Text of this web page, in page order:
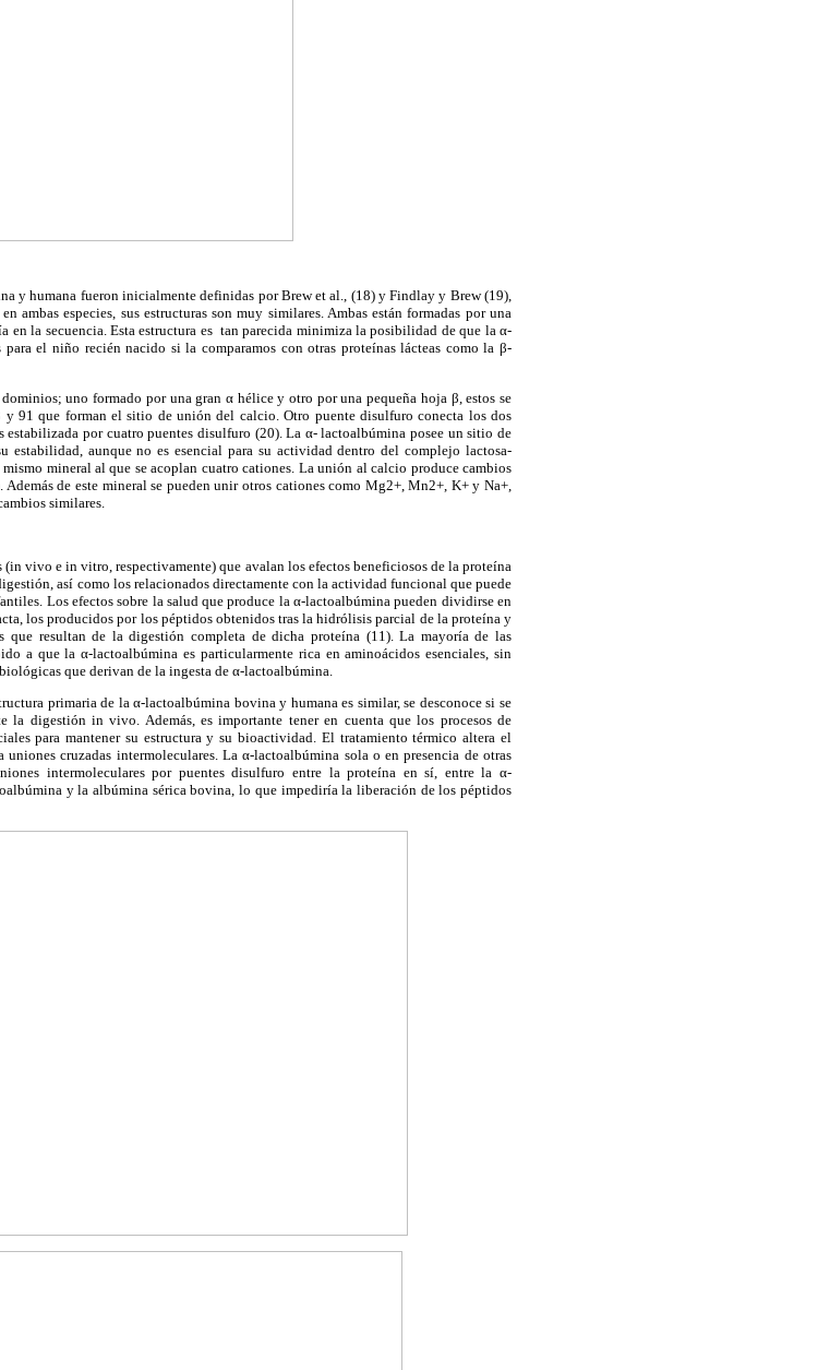
y humana fueron inicialmente definidas por Brew et al., (18) y Findlay y Brew (19),
ambas especies, sus estructuras son muy similares. Ambas están formadas por una
en la secuencia. Esta estructura es tan parecida minimiza la posibilidad de que la α-
el niño recién nacido si la comparamos con otras proteínas lácteas como la β-
uno formado por una gran α hélice y otro por una pequeña hoja β, estos se
y 91 que forman el sitio de unión del calcio. Otro puente disulfuro conecta los dos
por cuatro puentes disulfuro (20). La α- lactoalbúmina posee un sitio de
aunque no es esencial para su actividad dentro del complejo lactosa-
mineral al que se acoplan cuatro cationes. La unión al calcio produce cambios
de este mineral se pueden unir otros cationes como Mg2+, Mn2+, K+ y Na+,
similares.
(in vivo e in vitro, respectivamente) que avalan los efectos beneficiosos de la proteína
así como los relacionados directamente con la actividad funcional que puede
Los efectos sobre la salud que produce la α-lactoalbúmina pueden dividirse en
los producidos por los péptidos obtenidos tras la hidrólisis parcial de la proteína y
resultan de la digestión completa de dicha proteína (11). La mayoría de las
a que la α-lactoalbúmina es particularmente rica en aminoácidos esenciales, sin
que derivan de la ingesta de α-lactoalbúmina.
primaria de la α-lactoalbúmina bovina y humana es similar, se desconoce si se
la digestión in vivo. Además, es importante tener en cuenta que los procesos de
para mantener su estructura y su bioactividad. El tratamiento térmico altera el
cruzadas intermoleculares. La α-lactoalbúmina sola o en presencia de otras
intermoleculares por puentes disulfuro entre la proteína en sí, entre la α-
y la albúmina sérica bovina, lo que impediría la liberación de los péptidos